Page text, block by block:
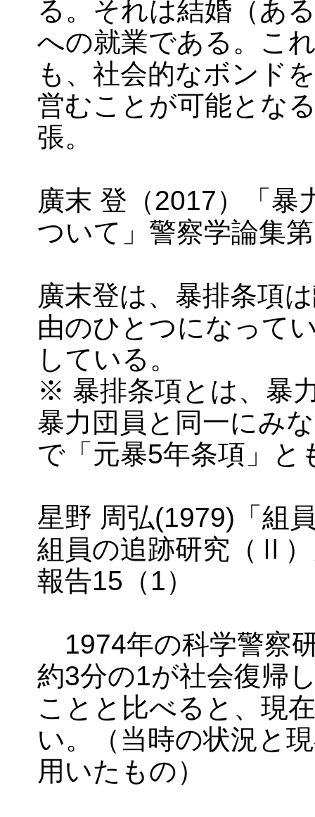
る。それは結婚（あ
への就業である。こ
も、社会的なボンド
営むことが可能とな
張。
廣末 登（2017）「暴
ついて」警察学論集
廣末登は、暴排条項
由のひとつになって
している。
※ 暴排条項とは、暴
暴力団員と同一にみ
で「元暴5年条項」と
星野 周弘(1979)「組
組員の追跡研究（Ⅱ
報告15（1）
1974年の科学警察
約3分の1が社会復帰
ことと比べると、現
い。（当時の状況と
用いたもの）